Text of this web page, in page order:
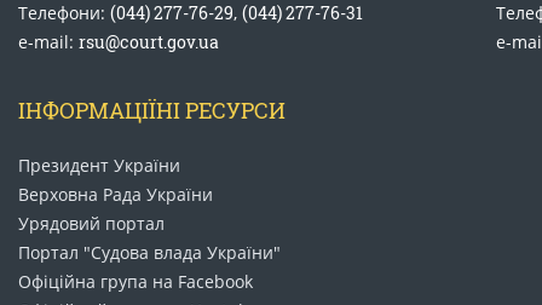
Телефони: (044) 277-76-29, (044) 277-76-31
e-mail: rsu@court.gov.ua
e-
ІНФОРМАЦІЇНІ РЕСУРСИ
Президент України
Верховна Рада України
Урядовий портал
Портал "Судова влада України"
Офіційна група на Facebook